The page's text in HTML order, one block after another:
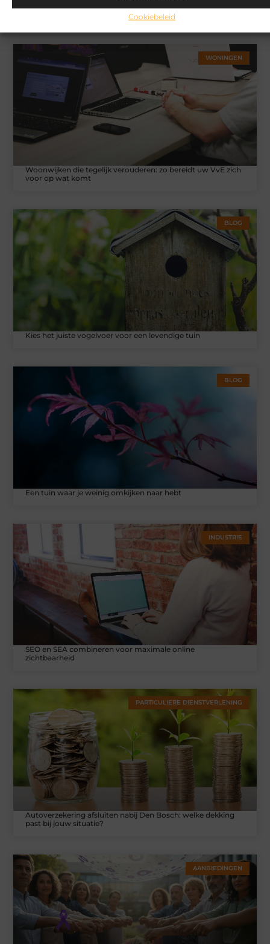
Cookiebeleid
WONINGEN
Woonwijken die tegelijk verouderen: zo bereidt uw VvE zich
voor op wat komt
BLOG
Kies het juiste vogelvoer voor een levendige tuin
BLOG
Een tuin waar je weinig omkijken naar hebt
INDUSTRIE
SEO en SEA combineren voor maximale online
zichtbaarheid
PARTICULIERE DIENSTVERLENING
Autoverzekering afsluiten nabij Den Bosch: welke dekking
past bij jouw situatie?
AANBIEDINGEN